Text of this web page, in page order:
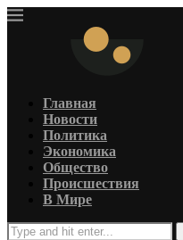
Главная
Новости
Политика
Экономика
Общество
Происшествия
В Мире